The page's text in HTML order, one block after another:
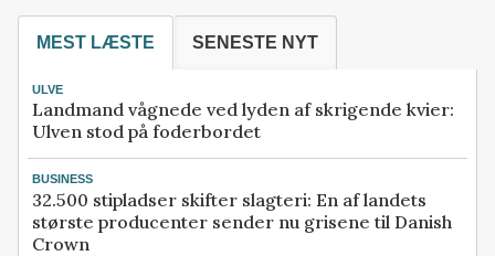
MEST LÆSTE SENESTE NYT
ULVE
Landmand vågnede ved lyden af skrigende kvier:
Ulven stod på foderbordet
BUSINESS
32.500 stipladser skifter slagteri: En af landets
største producenter sender nu grisene til Danish
Crown